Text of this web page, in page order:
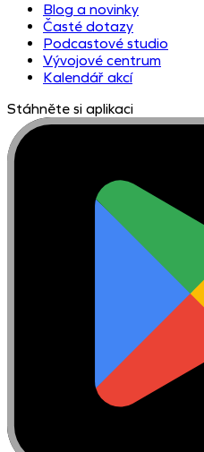
Blog a novinky
Časté dotazy
Podcastové studio
Vývojové centrum
Kalendář akcí
Stáhněte si aplikaci